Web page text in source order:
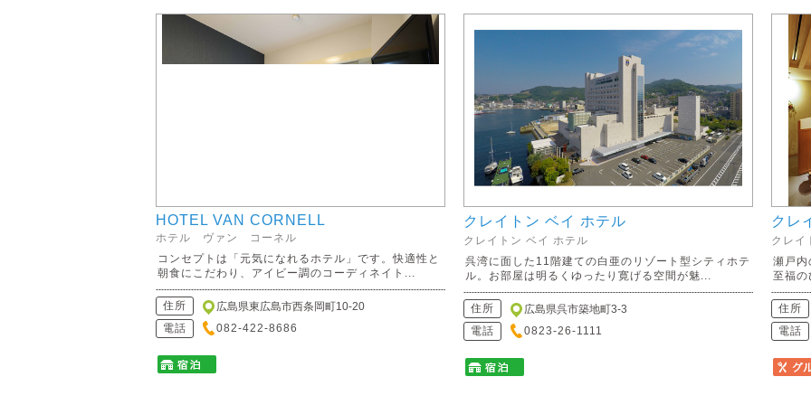
HOTEL VAN CORNELL
ホテル ヴァン コーネル
コンセプトは「元気になれるホテル」です。快適性と
朝食にこだわり、アイビー調のコーディネイト...
住所
広島県東広島市西条岡町10-20
電話
082-422-8686
クレイトン ベイ ホテル
クレイトン ベイ ホテル
呉湾に面した11階建ての白亜のリゾート型シティホテ
ル。お部屋は明るくゆったり寛げる空間が魅...
住所
広島県呉市築地町3-3
電話
0823-26-1111
クレ
クレ
瀬戸
至福
住所
電話